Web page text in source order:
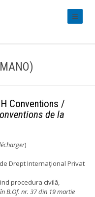
Conventions /
de la
)
Drept Internaţional Privat
procedura civilă,
B.Of. nr. 37 din 19 martie